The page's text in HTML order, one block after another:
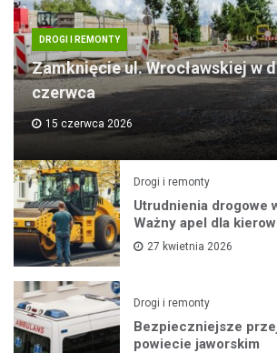
DROGI I REMONTY
Zamknięcie ul. Wrocławskiej w
czerwca
15 czerwca 2026
Drogi i remonty
Utrudnienia drogowe
Ważny apel dla
27 kwietnia 2026
Drogi i remonty
Bezpieczniejsze
powiecie jaworskim